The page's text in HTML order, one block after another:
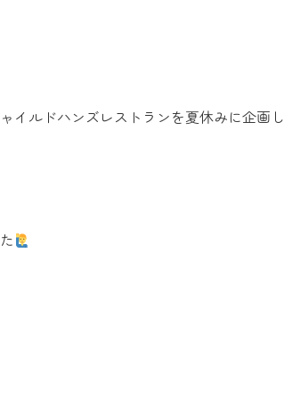
イルドハンズレストランを夏休みに企画し